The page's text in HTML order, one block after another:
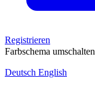
Registrieren
Farbschema umschalten
Deutsch English